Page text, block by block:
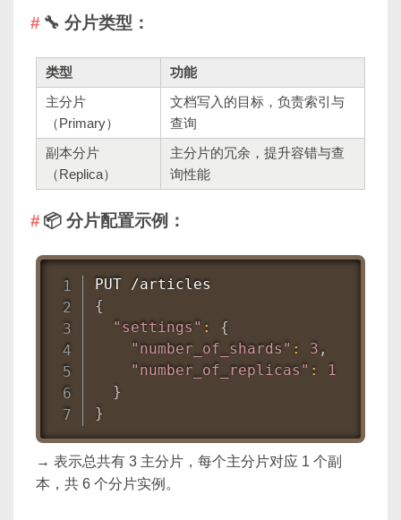
🔧 分片类型：
类型
功能
主分片
（Primary）
文档写入的目标，负责索引与
查询
副本分片
（Replica）
主分片的冗余，提升容错与查
询性能
📦 分片配置示例：
{
"settings" :
{
"number_of_shards" : 3 ,
"number_of_replicas" :
1
}
}
→ 表示总共有 3 主分片，每个主分片对应 1 个副
本，共 6 个分片实例。